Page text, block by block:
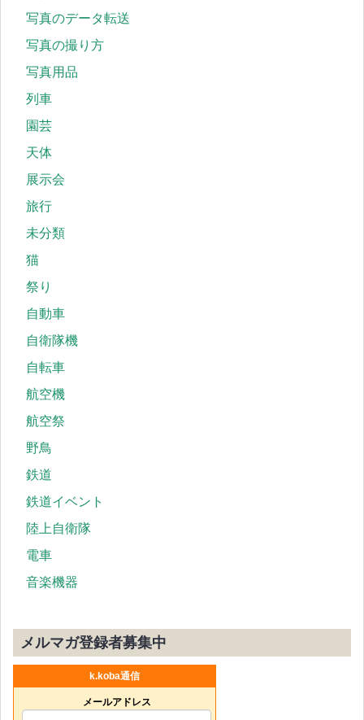
写真のデータ転送
写真の撮り方
写真用品
列車
園芸
天体
展示会
旅行
未分類
猫
祭り
自動車
自衛隊機
自転車
航空機
航空祭
野鳥
鉄道
鉄道イベント
陸上自衛隊
電車
音楽機器
メルマガ登録者募集中
k.koba通信
メールアドレス